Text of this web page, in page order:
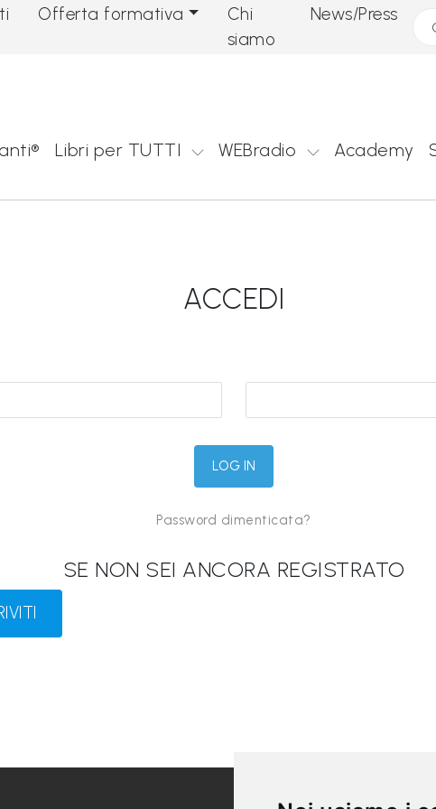
Offerta formativa
Chi
siamo
News/Press
Libri per TUTTI WEBradio Academy
ACCEDI
Password dimenticata?
SE NON SEI ANCORA REGISTRATO
LINK UTILI